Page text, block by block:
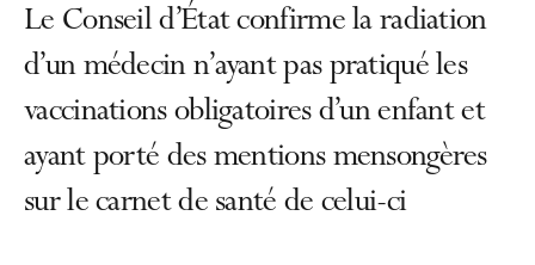
Le Conseil d’État confirme la radiation
d’un médecin n’ayant pas pratiqué les
vaccinations obligatoires d’un enfant et
ayant porté des mentions mensongères
sur le carnet de santé de celui-ci